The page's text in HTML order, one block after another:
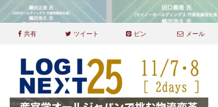
共有 ツイート ピン メール